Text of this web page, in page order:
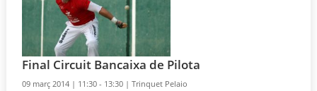
Final Circuit Bancaixa de Pilota
09 març 2014 | 11:30 - 13:30 |Trinquet Pelaio